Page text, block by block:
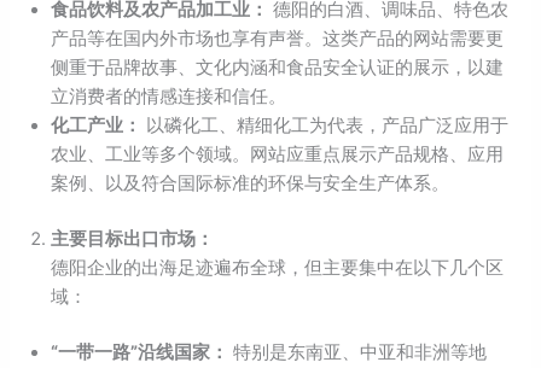
食品饮料及农产品加工业： 德阳的白酒、调味品、特色农
产品等在国内外市场也享有声誉。这类产品的网站需要更
侧重于品牌故事、文化内涵和食品安全认证的展示，以建
立消费者的情感连接和信任。
化工产业：
以磷化工、精细化工为代表，产品广泛应用于
农业、工业等多个领域。网站应重点展示产品规格、应用
案例、以及符合国际标准的环保与安全生产体系。
主要目标出口市场：
德阳企业的出海足迹遍布全球，但主要集中在以下几个区
域：
“一带一路”沿线国家： 特别是东南亚、中亚和非洲等地